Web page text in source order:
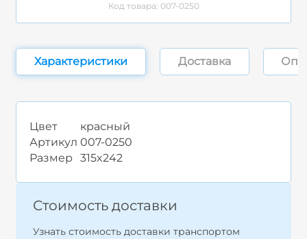
Код товара: 007-0250
Характеристики Доставка
Цвет
красный
Артикул 007-0250
Размер
315x242
Стоимость доставки
Узнать стоимость доставки транспортом